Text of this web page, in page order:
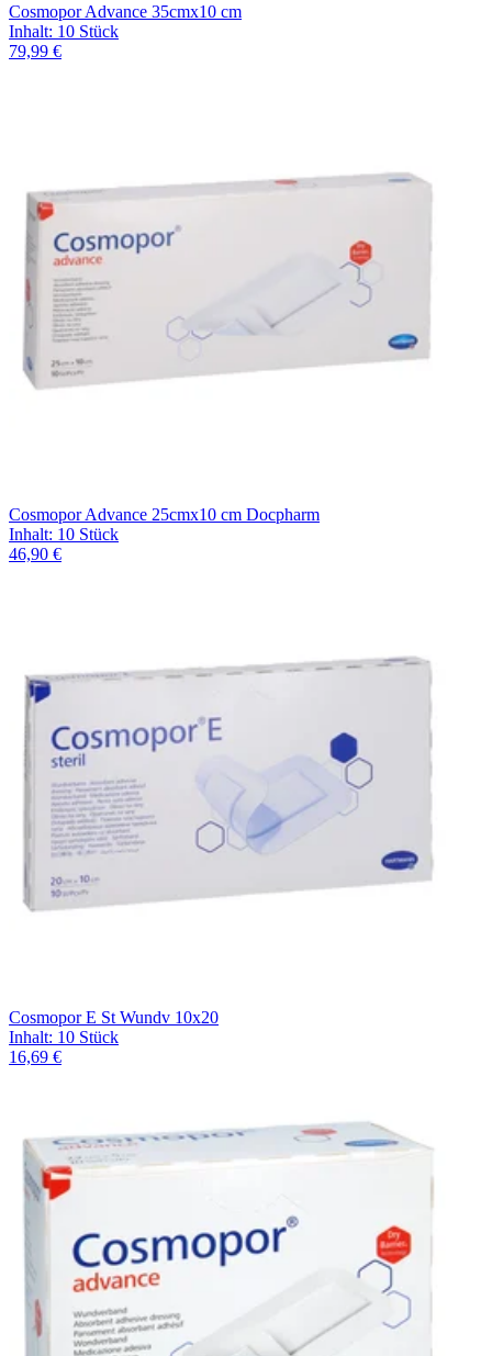
Cosmopor Advance 35cmx10 cm
Inhalt: 10 Stück
79,99 €
Cosmopor Advance 25cmx10 cm Docpharm
Inhalt: 10 Stück
46,90 €
Cosmopor E St Wundv 10x20
Inhalt: 10 Stück
16,69 €